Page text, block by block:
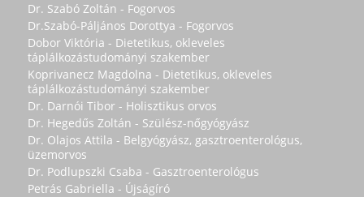
Dr. Szabó Zoltán - Fogorvos
Dr.Szabó-Páljános Dorottya - Fogorvos
Dobor Viktória - Dietetikus, okleveles
táplálkozástudományi szakember
Koprivanecz Magdolna - Dietetikus, okleveles
táplálkozástudományi szakember
Dr. Darnói Tibor - Holisztikus orvos
Dr. Hegedűs Zoltán - Szülész-nőgyógyász
Dr. Olajos Attila - Belgyógyász, gasztroenterológus,
üzemorvos
Dr. Podlupszki Csaba - Gasztroenterológus
Petrás Gabriella - Újságíró